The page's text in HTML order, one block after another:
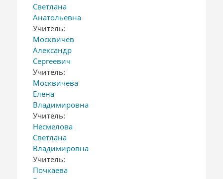
Светлана
Анатольевна
Учитель:
Москвичев
Александр
Сергеевич
Учитель:
Москвичева
Елена
Владимировна
Учитель:
Несмелова
Светлана
Владимировна
Учитель:
Почкаева